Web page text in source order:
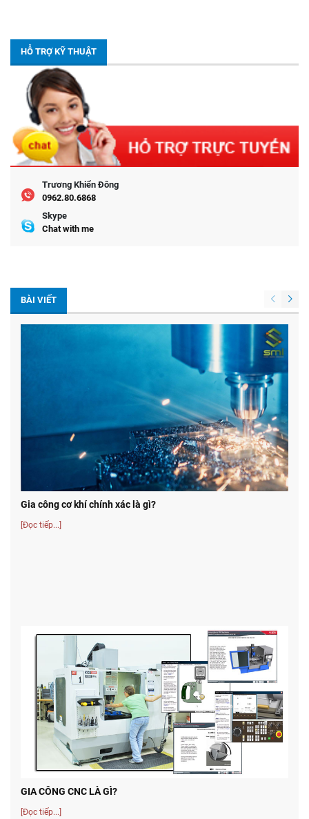
HỖ TRỢ KỸ THUẬT
Trương Khiển Đông
0962.80.6868
Skype
Chat with me
BÀI VIẾT
Gia công cơ khí chính xác là gì?
[Đọc tiếp...]
GIA CÔNG CNC LÀ GÌ?
[Đọc tiếp...]